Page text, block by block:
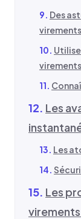
Des
virements
virements
Les
Les
Les